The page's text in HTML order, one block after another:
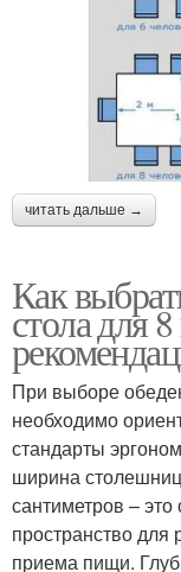
читать дальше →
Как
стола для
При выборе
необходимо
стандарты
ширина
сантиметров – это
пространство
приема пищи.